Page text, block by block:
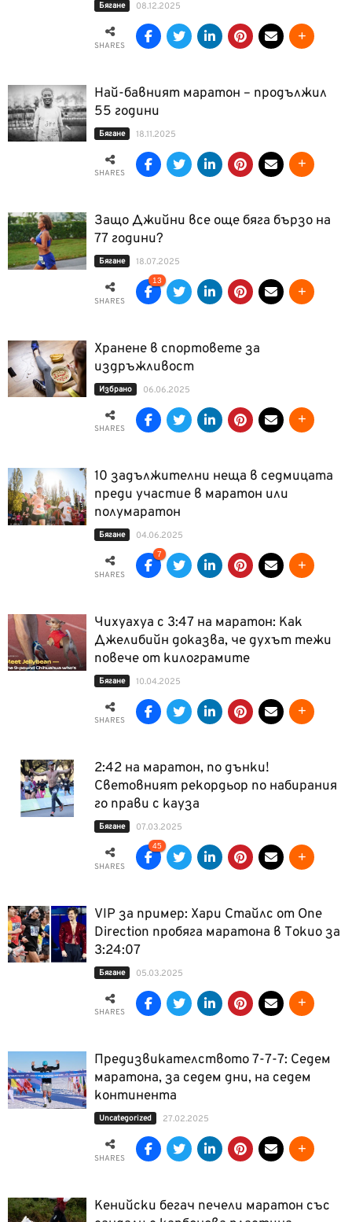
Бягане 08.12.2025
SHARES
Най-бавният маратон – продължил
55 години
Бягане 18.11.2025
SHARES
Защо Джийни все още бяга бързо на
77 години?
Бягане 18.07.2025
SHARES
13
Хранене в спортовете за
издръжливост
Избрано 06.06.2025
SHARES
10 задължителни неща в седмицата
преди участие в маратон или
полумаратон
Бягане 04.06.2025
SHARES
7
Чихуахуа с 3:47 на маратон: Как
Джелибийн доказва, че духът тежи
повече от килограмите
Бягане 10.04.2025
SHARES
2:42 на маратон, по дънки!
Световният рекордьор по набирания
го прави с кауза
Бягане 07.03.2025
SHARES
45
VIP за пример: Хари Стайлс от One
Direction пробяга маратона в Токио за
3:24:07
Бягане 05.03.2025
SHARES
Предизвикателството 7-7-7: Седем
маратона, за седем дни, на седем
континента
Uncategorized 27.02.2025
SHARES
Кенийски бегач печели маратон със